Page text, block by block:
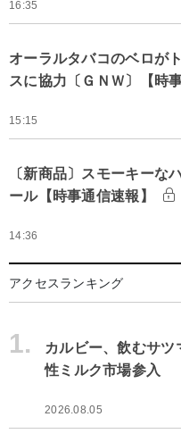
16:35
オーラルタバコのベロが
スに協力〔ＧＮＷ〕【時
15:15
〔新商品〕スモーキーな
ール【時事通信速報】
14:36
アクセスランキング
1.
カルビー、飲むサ
性ミルク市場参入
2026.08.05